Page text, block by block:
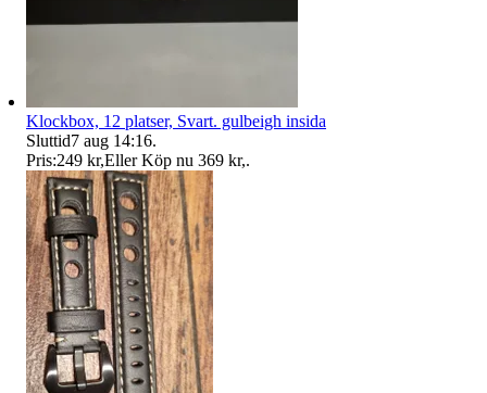
Klockbox, 12 platser, Svart. gulbeigh insida
Sluttid7 aug 14:16.
Pris:249 kr,Eller Köp nu 369 kr,.